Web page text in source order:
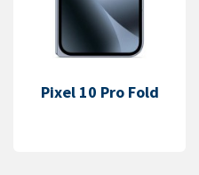
Pixel 10 Pro Fold